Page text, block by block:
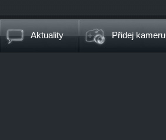
Aktuality Přidej kameru